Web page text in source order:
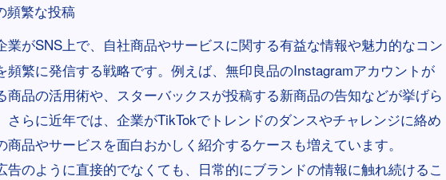
頻繁な投稿
業がSNS上で、自社商品やサービスに関する有益な情報や魅力的なコン
頻繁に発信する戦略です。例えば、無印良品のInstagramアカウントが
商品の活用術や、スターバックスが投稿する新商品の告知などが挙げら
さらに近年では、企業がTikTokでトレンドのダンスやチャレンジに絡め
商品やサービスを面白おかしく紹介するケースも増えています。
告のように直接的でなくても、日常的にブランドの情報に触れ続けるこ